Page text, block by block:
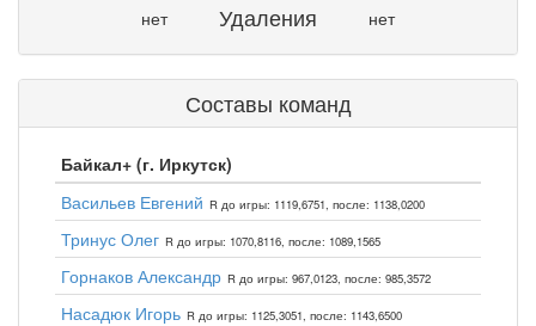
нет Удаления нет
Составы команд
Байкал+ (г. Иркутск)
Васильев Евгений R до игры: 1119,6751, после: 1138,0200
Тринус Олег R до игры: 1070,8116, после: 1089,1565
Горнаков Александр R до игры: 967,0123, после: 985,3572
Насадюк Игорь R до игры: 1125,3051, после: 1143,6500